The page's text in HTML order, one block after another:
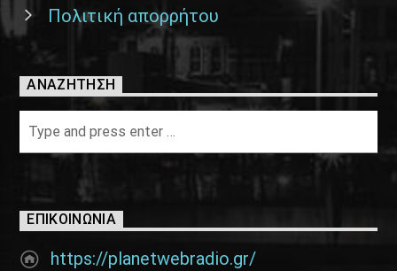
Πολιτική απορρήτου
ΑΝΑΖΉΤΗΣΗ
ΕΠΙΚΟΙΝΩΝΊΑ
https://planetwebradio.gr/